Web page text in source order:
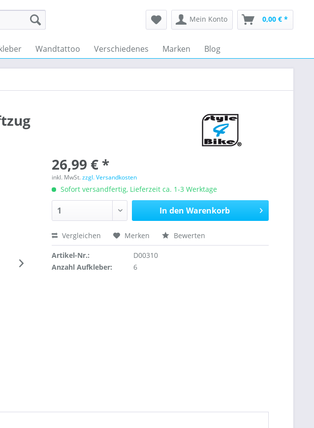
Mein Konto 0,00 € *
Wandtattoo Verschiedenes Marken Blog
26,99 € *
inkl. MwSt.zzgl. Versandkosten
Sofort versandfertig, Lieferzeit ca. 1-3 Werktage
In den Warenkorb
Vergleichen Merken Bewerten
Artikel-Nr.:
D00310
Anzahl Aufkleber:
6